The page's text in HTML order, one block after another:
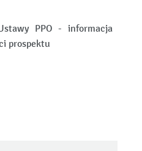
PPO - informacja
prospektu